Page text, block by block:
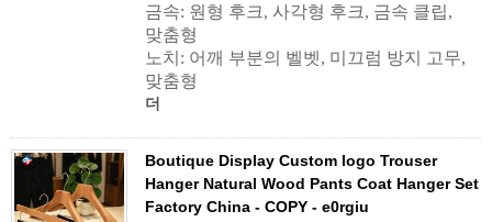
금속: 원형 후크, 사각형 후크, 금속 클립,
맞춤형
노치: 어깨 부분의 벨벳, 미끄럼 방지 고무,
맞춤형
더
Boutique Display Custom logo Trouser
Hanger Natural Wood Pants Coat Hanger Set
Factory China - COPY - e0rgiu